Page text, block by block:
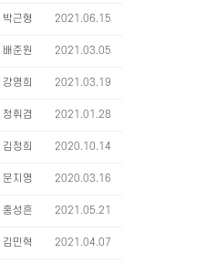
박근형 2021.06.15
배준원 2021.03.05
강영희 2021.03.19
정휘겸 2021.01.28
김정희 2020.10.14
문지영 2020.03.16
홍성흔 2021.05.21
김민혁 2021.04.07